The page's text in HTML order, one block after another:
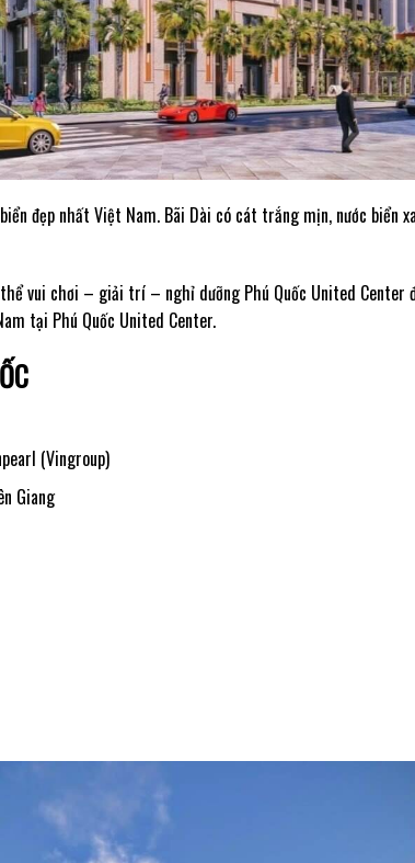
đẹp nhất Việt Nam. Bãi Dài có cát trắng mịn, nước biển
vui chơi – giải trí – nghỉ dưỡng Phú Quốc United
tại Phú Quốc United Center.
(Vingroup)
Giang